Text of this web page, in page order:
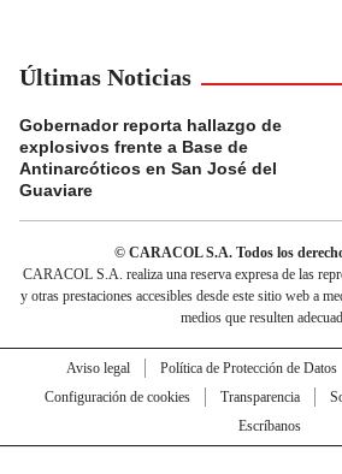
Últimas Noticias
Gobernador reporta hallazgo de
explosivos frente a Base de
Antinarcóticos en San José del
Guaviare
© CARACOL S.A. Todos los
CARACOL S.A. realiza una reserva expresa de las
y otras prestaciones accesibles desde este sitio web a
medios que resulten
Aviso legal Política de Protección de Datos
Configuración de cookies
Transparencia
Escríbanos